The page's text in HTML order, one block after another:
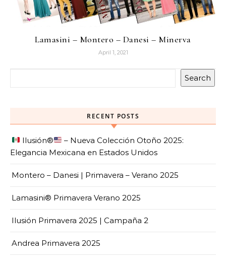
Lamasini – Montero – Danesi – Minerva
April 1, 2021
Search
RECENT POSTS
Ilusión®️
– Nueva Colección Otoño 2025:
Elegancia Mexicana en Estados Unidos
Montero – Danesi | Primavera – Verano 2025
Lamasini® Primavera Verano 2025
Ilusión Primavera 2025 | Campaña 2
Andrea Primavera 2025